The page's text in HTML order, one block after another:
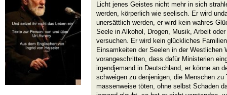
Licht jenes Geistes nicht mehr in sich
werden, körperlich wie seelisch. Er wird
unersättlich werden, er wird kein wahres
Seele in Alkohol, Drogen, Musik, Arbeit
versuchen. Er wird kein glückliches
Einsamkeiten der Seelen in der Westlichen
vorangeschritten, dass dafür Ministerien
irgendjemand in Deutschland, er könne an
schweigen zu denjenigen, die Menschen zu
massenweise töten, ohne selbst Schaden